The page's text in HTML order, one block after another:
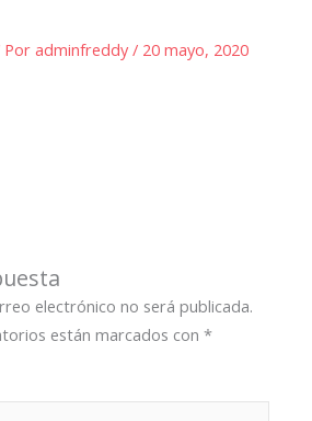
Poradminfreddy/ 20 mayo, 2020
electrónico no será publicada.
están marcados con*